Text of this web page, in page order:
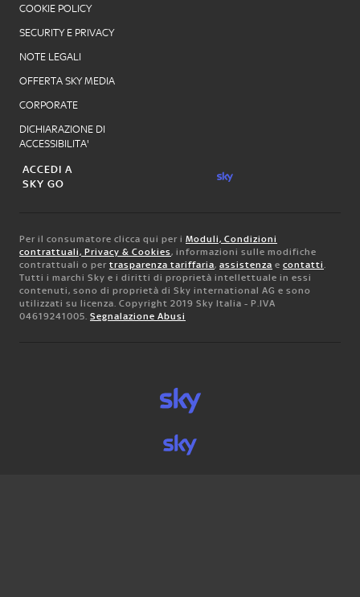
COOKIE POLICY
SECURITY E PRIVACY
NOTE LEGALI
OFFERTA SKY MEDIA
CORPORATE
DICHIARAZIONE DI
ACCESSIBILITA'
ACCEDI A
SKY GO
Per il consumatore clicca qui per i Moduli, Condizioni
contrattuali, Privacy & Cookies, informazioni sulle modifiche
contrattuali o per trasparenza tariffaria, assistenza e contatti.
Tutti i marchi Sky e i diritti di proprietà intellettuale in essi
contenuti, sono di proprietà di Sky international AG e sono
utilizzati su licenza. Copyright 2019 Sky Italia - P.IVA
04619241005. Segnalazione Abusi